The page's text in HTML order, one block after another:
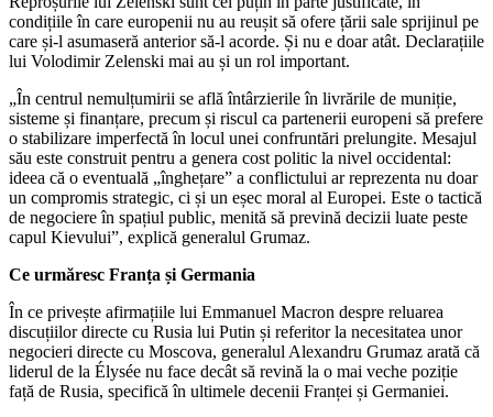
condițiile în care europenii nu au reușit să ofere țării sale sprijinul pe
care și-l asumaseră anterior să-l acorde. Și nu e doar atât. Declarațiile
lui Volodimir Zelenski mai au și un rol important.
„În centrul nemulțumirii se află întârzierile în livrările de muniție,
sisteme și finanțare, precum și riscul ca partenerii europeni să prefere
o stabilizare imperfectă în locul unei confruntări prelungite. Mesajul
său este construit pentru a genera cost politic la nivel occidental:
ideea că o eventuală „înghețare” a conflictului ar reprezenta nu doar
un compromis strategic, ci și un eșec moral al Europei. Este o tactică
de negociere în spațiul public, menită să prevină decizii luate peste
capul Kievului”, explică generalul Grumaz.
Ce urmăresc Franța și Germania
În ce privește afirmațiile lui Emmanuel Macron despre reluarea
discuțiilor directe cu Rusia lui Putin și referitor la necesitatea unor
negocieri directe cu Moscova, generalul Alexandru Grumaz arată că
liderul de la Élysée nu face decât să revină la o mai veche poziție
față de Rusia, specifică în ultimele decenii Franței și Germaniei.